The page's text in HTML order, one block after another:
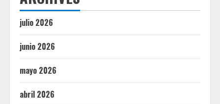
julio 2026
junio 2026
mayo 2026
abril 2026